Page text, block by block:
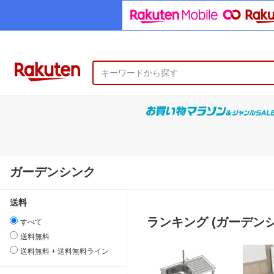
ガーデンシンク
送料
すべて
送料無料
送料無料 + 送料無料ライン
ランキング (ガーデン